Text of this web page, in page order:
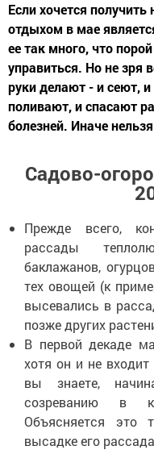
Если хочется
отдыхом в мае
ее так много, что
управиться. Но не зря
руки делают - и сеют,
поливают, и спасают
болезней. Иначе
Садово-
Прежде всего,
рассады
баклажанов,
тех овощей (к
высевались в
позже других
В первой декаде
хотя он и не входит
вы знаете,
созреванию в
Объясняется это
высадке его